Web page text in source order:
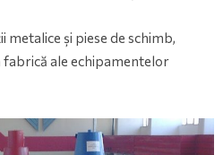
metalice și piese de schimb,
fabrică ale echipamentelor